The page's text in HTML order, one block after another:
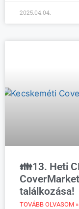
2025.04.04.
👪13. Heti
találkozása!
TOVÁBB OLVASOM »